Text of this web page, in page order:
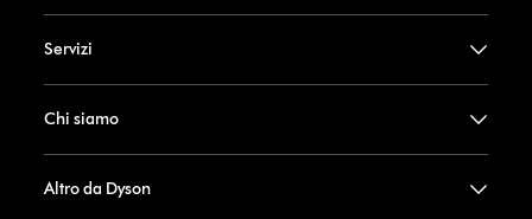
Servizi
Chi siamo
Altro da Dyson